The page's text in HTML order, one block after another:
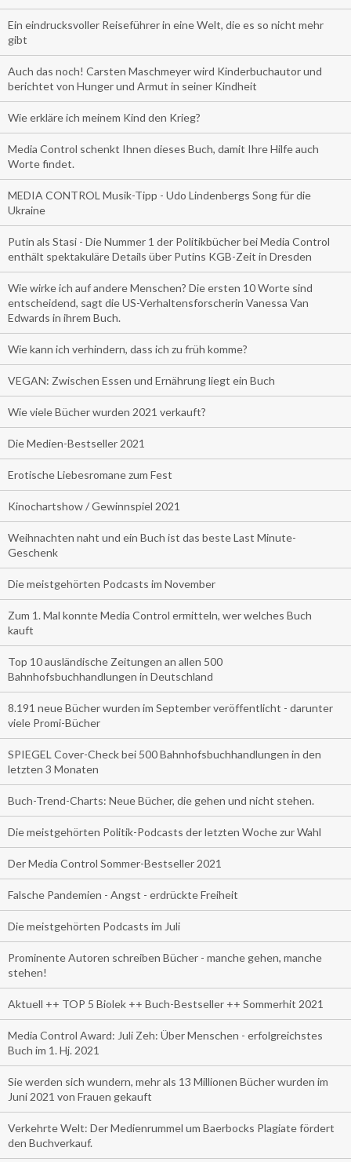
Ein eindrucksvoller Reiseführer in eine Welt, die es so nicht mehr
gibt
Auch das noch! Carsten Maschmeyer wird Kinderbuchautor und
berichtet von Hunger und Armut in seiner Kindheit
Wie erkläre ich meinem Kind den Krieg?
Media Control schenkt Ihnen dieses Buch, damit Ihre Hilfe auch
Worte findet.
MEDIA CONTROL Musik-Tipp - Udo Lindenbergs Song für die
Ukraine
Putin als Stasi - Die Nummer 1 der Politikbücher bei Media Control
enthält spektakuläre Details über Putins KGB-Zeit in Dresden
Wie wirke ich auf andere Menschen? Die ersten 10 Worte sind
entscheidend, sagt die US-Verhaltensforscherin Vanessa Van
Edwards in ihrem Buch.
Wie kann ich verhindern, dass ich zu früh komme?
VEGAN: Zwischen Essen und Ernährung liegt ein Buch
Wie viele Bücher wurden 2021 verkauft?
Die Medien-Bestseller 2021
Erotische Liebesromane zum Fest
Kinochartshow / Gewinnspiel 2021
Weihnachten naht und ein Buch ist das beste Last Minute-
Geschenk
Die meistgehörten Podcasts im November
Zum 1. Mal konnte Media Control ermitteln, wer welches Buch
kauft
Top 10 ausländische Zeitungen an allen 500
Bahnhofsbuchhandlungen in Deutschland
8.191 neue Bücher wurden im September veröffentlicht - darunter
viele Promi-Bücher
SPIEGEL Cover-Check bei 500 Bahnhofsbuchhandlungen in den
letzten 3 Monaten
Buch-Trend-Charts: Neue Bücher, die gehen und nicht stehen.
Die meistgehörten Politik-Podcasts der letzten Woche zur Wahl
Der Media Control Sommer-Bestseller 2021
Falsche Pandemien - Angst - erdrückte Freiheit
Die meistgehörten Podcasts im Juli
Prominente Autoren schreiben Bücher - manche gehen, manche
stehen!
Aktuell ++ TOP 5 Biolek ++ Buch-Bestseller ++ Sommerhit 2021
Media Control Award: Juli Zeh: Über Menschen - erfolgreichstes
Buch im 1. Hj. 2021
Sie werden sich wundern, mehr als 13 Millionen Bücher wurden im
Juni 2021 von Frauen gekauft
Verkehrte Welt: Der Medienrummel um Baerbocks Plagiate fördert
den Buchverkauf.